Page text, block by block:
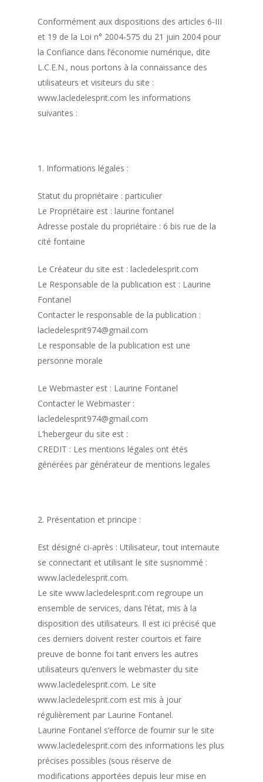
Conformément aux dispositions des articles 6-III
et 19 de la Loi n° 2004-575 du 21 juin 2004 pour
la Confiance dans l’économie numérique, dite
L.C.E.N., nous portons à la connaissance des
utilisateurs et visiteurs du site :
www.lacledelesprit.com les informations
suivantes :
1. Informations légales :
Statut du propriétaire : particulier
Le Propriétaire est : laurine fontanel
Adresse postale du propriétaire : 6 bis rue de la
cité fontaine
Le Créateur du site est : lacledelesprit.com
Le Responsable de la publication est : Laurine
Fontanel
Contacter le responsable de la publication :
lacledelesprit974@gmail.com
Le responsable de la publication est une
personne morale
Le Webmaster est : Laurine Fontanel
Contacter le Webmaster :
lacledelesprit974@gmail.com
L’hebergeur du site est :
CREDIT : Les mentions légales ont étés
générées par générateur de mentions legales
2. Présentation et principe :
Est désigné ci-après : Utilisateur, tout internaute
se connectant et utilisant le site susnommé :
www.lacledelesprit.com.
Le site www.lacledelesprit.com regroupe un
ensemble de services, dans l’état, mis à la
disposition des utilisateurs. Il est ici précisé que
ces derniers doivent rester courtois et faire
preuve de bonne foi tant envers les autres
utilisateurs qu’envers le webmaster du site
www.lacledelesprit.com. Le site
www.lacledelesprit.com est mis à jour
régulièrement par Laurine Fontanel.
Laurine Fontanel s’efforce de fournir sur le site
www.lacledelesprit.com des informations les plus
précises possibles (sous réserve de
modifications apportées depuis leur mise en